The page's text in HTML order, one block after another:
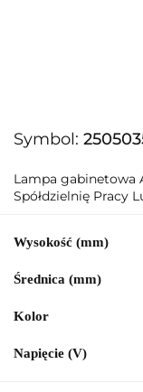
Symbol:
Lampa gabinetowa
Spółdzielnię Pracy
Wysokość (mm)
Średnica (mm)
Kolor
Napięcie (V)